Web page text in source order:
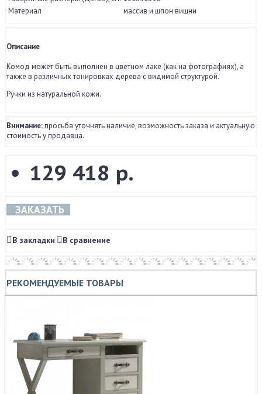
Материал
массив и шпон вишни
Описание
Комод может быть выполнен в цветном лаке (как на фотографиях), а
также в различных тонировках дерева с видимой структурой.
Ручки из натуральной кожи.
Внимание:просьба уточнять наличие, возможность заказа и актуальную
стоимость у продавца.
129 418 р.
ЗАКАЗАТЬ
В закладки В сравнение
РЕКОМЕНДУЕМЫЕ ТОВАРЫ